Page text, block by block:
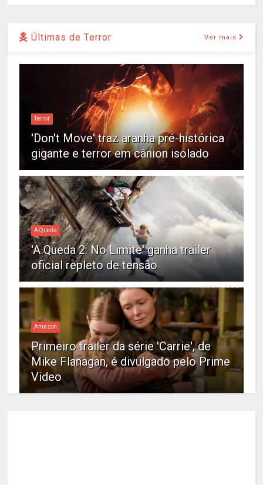
Últimas de Terror Ver mais
Terror
'Don't Move' traz aranha pré-histórica
gigante e terror em cânion isolado
A Queda
'A Queda 2: No Limite' ganha trailer
oficial repleto de tensão
Amazon
Primeiro trailer da série 'Carrie', de
Mike Flanagan, é divulgado pelo Prime
Video